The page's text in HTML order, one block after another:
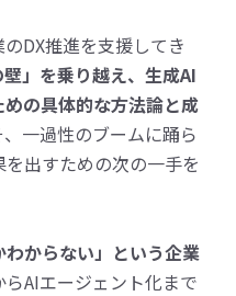
DX推進を支援してき
壁」を乗り越え、生成AI
の具体的な方法論と成
一過性のブームに踊ら
出すための次の一手を
わからない」という企業
AIエージェント化まで